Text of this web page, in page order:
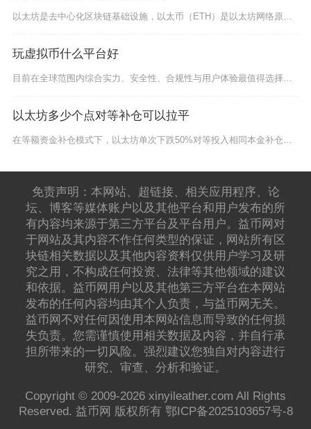
以太坊是去中心化区块链基础设施，以太币（ETH）是以太坊网络原生加密资产，二者属于平台与平
玩虚拟币什么平台好
目前在全球范围内综合实力、安全性、合规性与用户体验最值得选择的虚拟币交易平台主要为Bina
以太坊多少个点对等补仓可以拉平
在等额资金补仓模式下，以太坊单次下跌50%对等投入相同本金补仓，整体持仓成本恰好可以拉平至
免责声明：本网站、超链接、相关应用程序、论
坛、博客等媒体账户以及其他平台和用户发布的所
有内容均来源于第三方平台及平台用户。益币网对
于网站及其内容不作任何类型的保证，网站所有区
块链相关数据以及其他内容资料仅供用户学习及研
究之用，不构成任何投资、法律等其他领域的建议
和依据。益币网用户以及其他第三方平台在本网站
发布的任何内容均由其个人负责，与益币网无关。
益币网不对任何因使用本网站信息而导致的任何损
失负责。您需谨慎使用相关数据及内容，并自行承
担所带来的一切风险。强烈建议您独自对内容进行
研究、审查、分析和验证。
Copyright © 2009-2026 xinyileather.com All Rights
Reserved. 益币网 版权所有 鄂ICP备2025103657号-8